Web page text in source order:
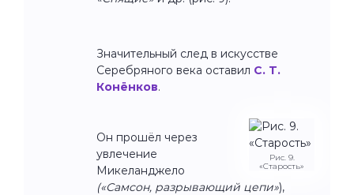
Значительный след в искусстве
Серебряного века оставил С. Т.
Конёнков.
Рис. 9.
«Старость»
Он прошёл через
увлечение
Микеланджело
(«Самсон, разрывающий цепи»),